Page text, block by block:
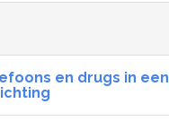
en drugs in een